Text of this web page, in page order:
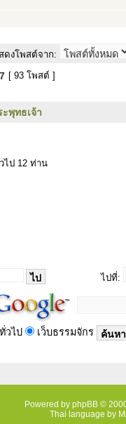
ดงโพสต์จาก:
7 [ 93 โพสต์ ]
ะพุทธเจ้า
ไป 12 ท่าน
ไปที่:
ทั่วไป เว็บธรรมจักร
Powered by phpBB ©
Thai language by